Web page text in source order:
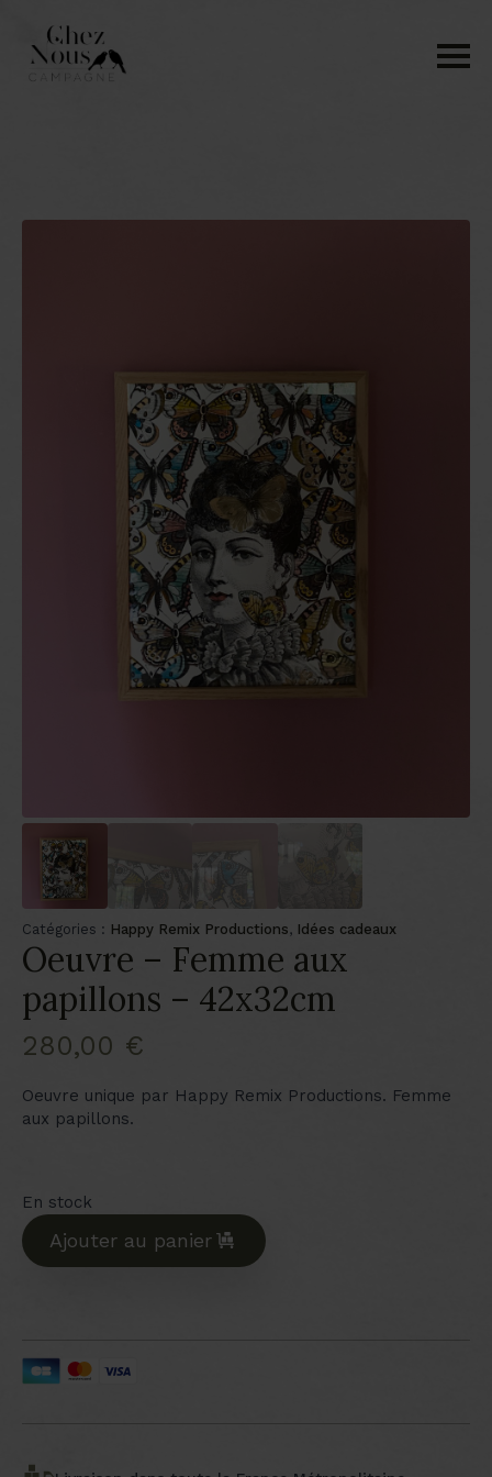
Catégories : Happy Remix Productions, Idées cadeaux
Oeuvre – Femme aux
papillons – 42x32cm
280,00 €
Oeuvre unique par Happy Remix Productions. Femme
aux papillons.
En stock
Ajouter au panier